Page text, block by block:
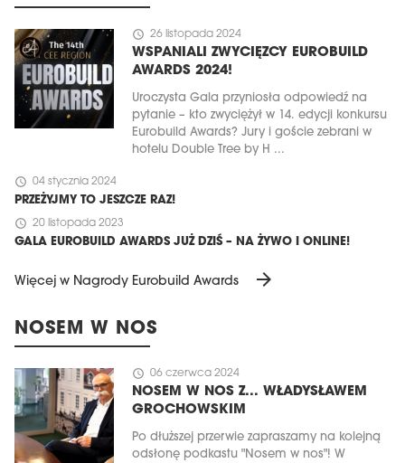
schedule 26 listopada 2024
WSPANIALI ZWYCIĘZCY EUROBUILD
AWARDS 2024!
Uroczysta Gala przyniosła odpowiedź na
pytanie – kto zwyciężył w 14. edycji konkursu
Eurobuild Awards? Jury i goście zebrani w
hotelu Double Tree by H ...
schedule 04 stycznia 2024
PRZEŻYJMY TO JESZCZE RAZ!
schedule 20 listopada 2023
GALA EUROBUILD AWARDS JUŻ DZIŚ – NA ŻYWO I ONLINE!
Więcej w Nagrody Eurobuild Awards arrow_forward
NOSEM W NOS
schedule 06 czerwca 2024
NOSEM W NOS Z... WŁADYSŁAWEM
GROCHOWSKIM
Po dłuższej przerwie zapraszamy na kolejną
odsłonę podkastu "Nosem w nos"! W